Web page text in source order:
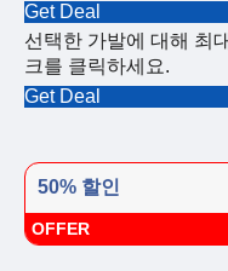
Get Deal
선택한 가발에 대해 최
크를 클릭하세요.
Get Deal
50% 할인
OFFER